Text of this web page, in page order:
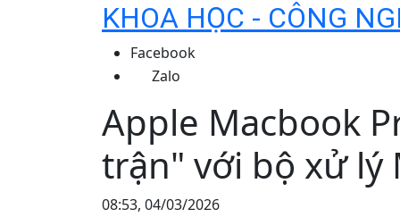
KHOA HỌC - CÔNG
Facebook
Zalo
Apple Macbook
trận" với bộ xử lý
08:53, 04/03/2026